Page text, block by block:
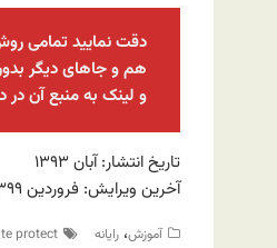
دقت نمایید تمامی
هم و جاهای دیگر
و لینک به منبع آن
تاریخ انتشار: آبان ۱۳۹۳
آخرین ویرایش: فروردین ۱۳۹۹
آموزش، رایانه protect